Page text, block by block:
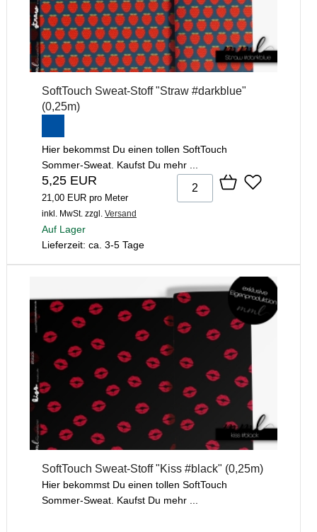
SoftTouch Sweat-Stoff "Straw #darkblue"
(0,25m)
Hier bekommst Du einen tollen SoftTouch
Sommer-Sweat. Kaufst Du mehr ...
5,25 EUR
21,00 EUR pro Meter
inkl. MwSt. zzgl. Versand
Auf Lager
Lieferzeit: ca. 3-5 Tage
SoftTouch Sweat-Stoff "Kiss #black" (0,25m)
Hier bekommst Du einen tollen SoftTouch
Sommer-Sweat. Kaufst Du mehr ...